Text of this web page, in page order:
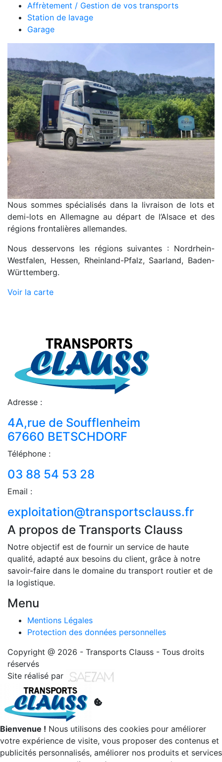
Affrètement / Gestion de vos transports
Station de lavage
Garage
Nous sommes spécialisés dans la livraison de lots et
demi-lots en Allemagne au départ de l’Alsace et des
régions frontalières allemandes.
Nous desservons les régions suivantes : Nordrhein-
Westfalen, Hessen, Rheinland-Pfalz, Saarland, Baden-
Württemberg.
Voir la carte
Adresse :
4A,rue de Soufflenheim
67660 BETSCHDORF
Téléphone :
03 88 54 53 28
Email :
exploitation@transportsclauss.fr
A propos de Transports Clauss
Notre objectif est de fournir un service de haute
qualité, adapté aux besoins du client, grâce à notre
savoir-faire dans le domaine du transport routier et de
la logistique.
Menu
Mentions Légales
Protection des données personnelles
Copyright @ 2026 - Transports Clauss - Tous droits
réservés
Site réalisé par
Bienvenue ! Nous utilisons des cookies pour améliorer
votre expérience de visite, vous proposer des contenus et
publicités personnalisés, améliorer nos produits et services